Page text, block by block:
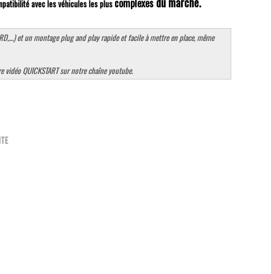
avec les véhicules les plus complexes
et un montage plug and play rapide et facile à mettre en place, même
QUICKSTART sur notre chaîne youtube.